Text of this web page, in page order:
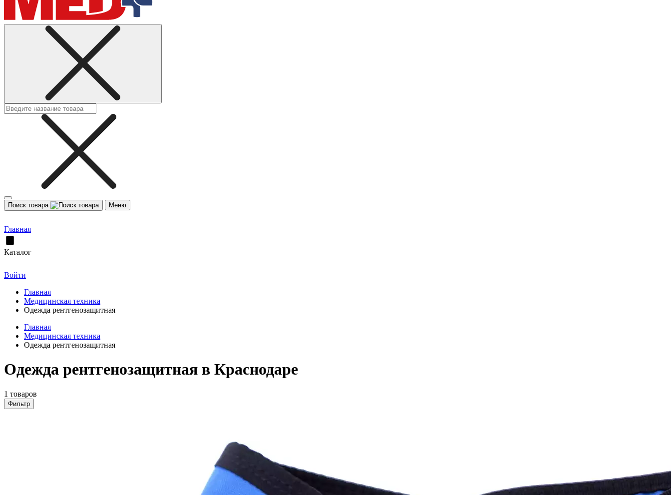
Поиск товара Меню
Главная
Каталог
Войти
Главная
Медицинская техника
Одежда рентгенозащитная
Главная
Медицинская техника
Одежда рентгенозащитная
Одежда рентгенозащитная в Краснодаре
1 товаров
Фильтр